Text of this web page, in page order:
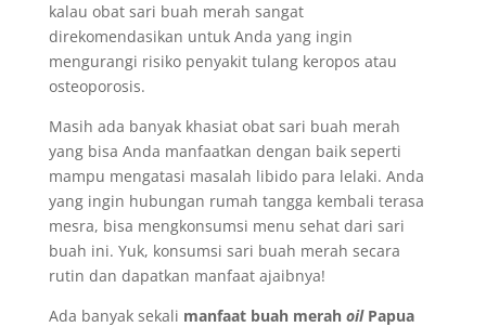
kalau obat sari buah merah sangat
direkomendasikan untuk Anda yang ingin
mengurangi risiko penyakit tulang keropos atau
osteoporosis.
Masih ada banyak khasiat obat sari buah merah
yang bisa Anda manfaatkan dengan baik seperti
mampu mengatasi masalah libido para lelaki. Anda
yang ingin hubungan rumah tangga kembali terasa
mesra, bisa mengkonsumsi menu sehat dari sari
buah ini. Yuk, konsumsi sari buah merah secara
rutin dan dapatkan manfaat ajaibnya!
Ada banyak sekali manfaat buah merah oilPapua